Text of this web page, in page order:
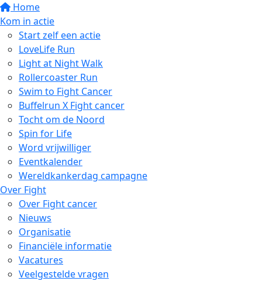
Home
Kom in actie
Start zelf een actie
LoveLife Run
Light at Night Walk
Rollercoaster Run
Swim to Fight Cancer
Buffelrun X Fight cancer
Tocht om de Noord
Spin for Life
Word vrijwilliger
Eventkalender
Wereldkankerdag campagne
Over Fight
Over Fight cancer
Nieuws
Organisatie
Financiële informatie
Vacatures
Veelgestelde vragen